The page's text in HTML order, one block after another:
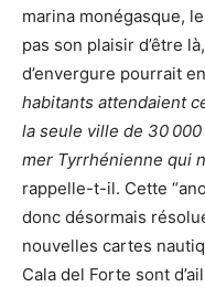
marina monégasque,
pas son plaisir d’être
d’envergure pourrait
habitants attendaient
la seule ville de 30
mer Tyrrhénienne qui
rappelle-t-il. Cette
donc désormais
nouvelles cartes
Cala del Forte sont